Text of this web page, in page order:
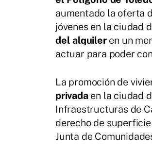
aumentado la oferta
jóvenes en la ciudad
del alquiler en un
actuar para poder
La promoción de
privada en la ciudad
Infraestructuras de
derecho de
Junta de